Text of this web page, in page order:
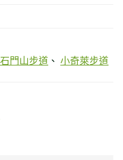
門山步道 小奇萊步道